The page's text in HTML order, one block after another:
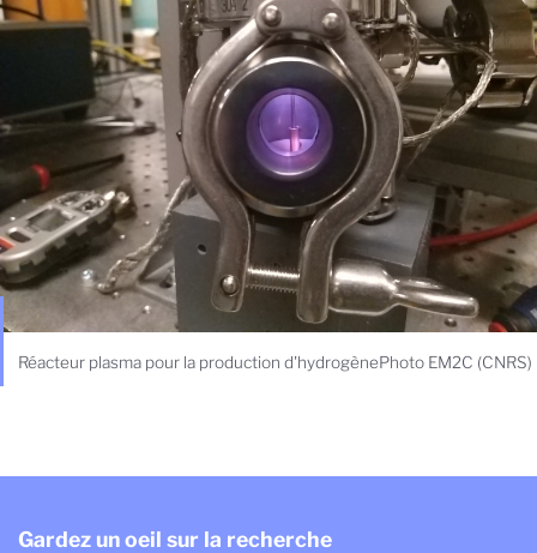
Réacteur plasma pour la production d'hydrogènePhoto EM2C (CNRS)
Gardez un oeil sur la recherche